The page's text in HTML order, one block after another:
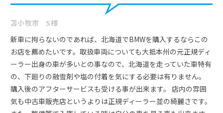
苫小牧市 S様
新車に拘らないのであれば、北海道でBMWを購入するならこの
お店を薦めたいです。取扱車両についても大抵本州の元正規ディ
ーラー出身の車が多いとの事なので、北海道を走っていた車特有
の、下廻りの融雪剤や塩の付着を気にする必要は有りません。
購入後のアフターサービスも受ける事が出来ます。 店内の雰囲
気も中古車販売店というよりは正規ディーラー並の綺麗さです。